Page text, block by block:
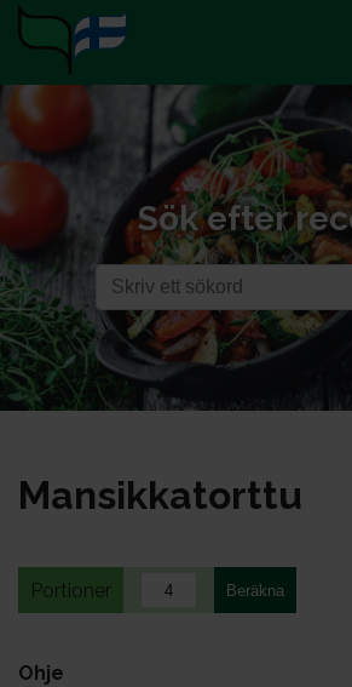
Sök efter
Man­sik­ka­tort­tu
Portioner
Ohje